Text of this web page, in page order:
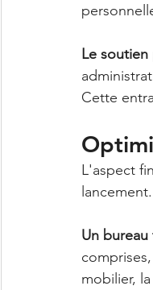
Le
Cette
L'aspect
lancement.
Un
mobilier,